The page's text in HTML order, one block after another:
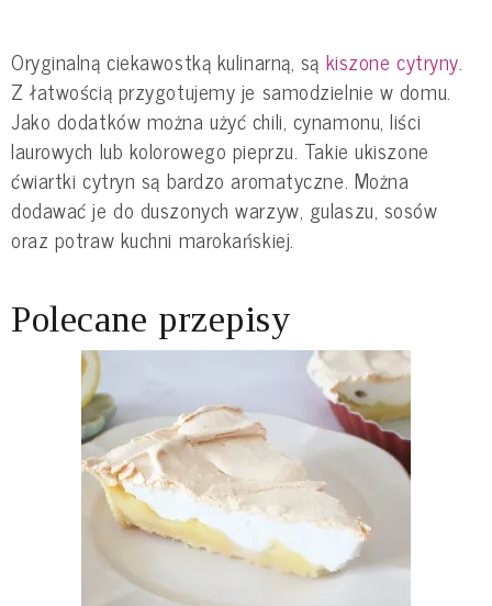
Oryginalną ciekawostką kulinarną, są kiszone cytryny.
Z łatwością przygotujemy je samodzielnie w domu.
Jako dodatków można użyć chili, cynamonu, liści
laurowych lub kolorowego pieprzu. Takie ukiszone
ćwiartki cytryn są bardzo aromatyczne. Można
dodawać je do duszonych warzyw, gulaszu, sosów
oraz potraw kuchni marokańskiej.
Polecane przepisy